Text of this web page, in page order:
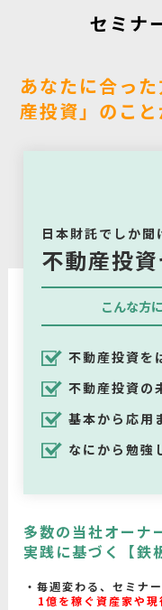
セミナ
あなたに合っ
産投資」のこ
日本財託でしか聞
不動産投
こんな方
不動産投資を
不動産投資の
基本から応用
なにから勉強
多数の当社オーナ
実践に基づく【鉄
毎週変わる、セミナ
1億を稼ぐ資産家や